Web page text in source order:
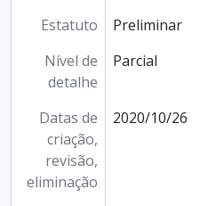
Estatuto
Preliminar
Nível de
detalhe
Parcial
Datas de
criação,
revisão,
eliminação
2020/10/26